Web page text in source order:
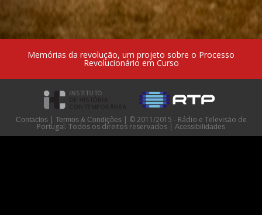
Memórias da revolução, um projeto sobre o Processo
Revolucionário em Curso
Contactos | Termos & Condições | © 2011/2015 - Rádio e Televisão de
Portugal. Todos os direitos reservados | Acessibilidades